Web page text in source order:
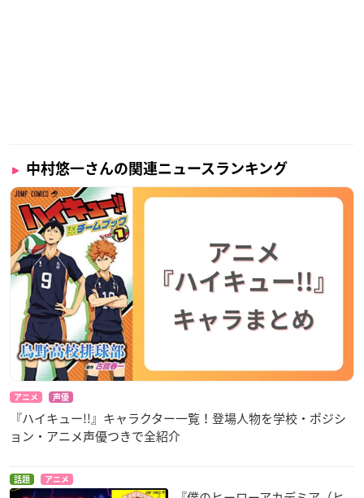
中村悠一さんの関連ニュースランキング
アニメ 声優
『ハイキュー!!』キャラクター一覧！登場人物を学校・ポジシ
ョン・アニメ声優つきで全紹介
話題 アニメ